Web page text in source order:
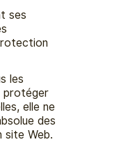
ses
les
protéger
elle ne
des
site Web.